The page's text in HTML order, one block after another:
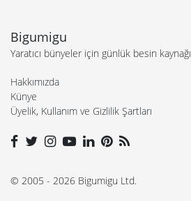
Bigumigu
Yaratıcı bünyeler için günlük besin kaynağı
Hakkımızda
Künye
Üyelik, Kullanım ve Gizlilik Şartları
© 2005 - 2026 Bigumigu Ltd.